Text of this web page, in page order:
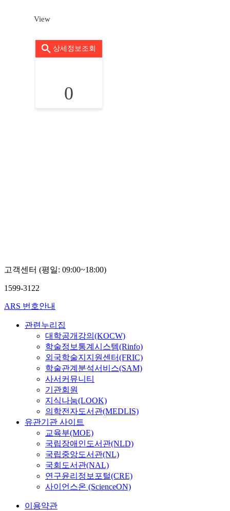
View
상세정보조회
0
고객센터 (평일: 09:00~18:00)
1599-3122
ARS 번호안내
관련누리집
대학공개강의(KOCW)
학술정보통계시스템(Rinfo)
외국학술지지원센터(FRIC)
학술관계분석서비스(SAM)
사서커뮤니티
기관회원
지식나눔(LOOK)
의학전자도서관(MEDLIS)
유관기관 사이트
교육부(MOE)
국립장애인도서관(NLD)
국립중앙도서관(NL)
국회도서관(NAL)
연구윤리정보포털(CRE)
사이언스온 (ScienceON)
이용약관